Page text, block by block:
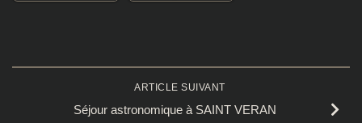
ARTICLE SUIVANT
Séjour astronomique à SAINT VERAN